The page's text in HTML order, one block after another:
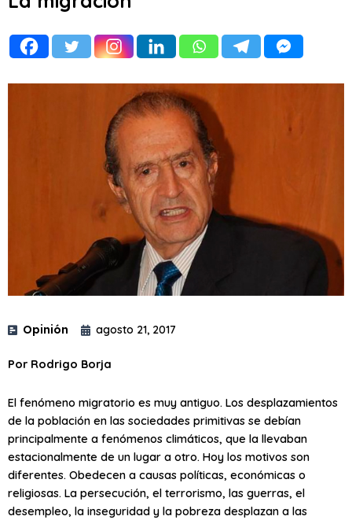
Opinión agosto 21, 2017
Por Rodrigo Borja
El fenómeno migratorio es muy antiguo. Los desplazamientos
de la población en las sociedades primitivas se debían
principalmente a fenómenos climáticos, que la llevaban
estacionalmente de un lugar a otro. Hoy los motivos son
diferentes. Obedecen a causas políticas, económicas o
religiosas. La persecución, el terrorismo, las guerras, el
desempleo, la inseguridad y la pobreza desplazan a las